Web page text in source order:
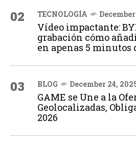
02 TECNOLOGÍA
Vídeo impactante:
grabación cómo
en apenas 5 minutos
03 BLOG December 24,
GAME se Une a la
Geolocalizadas,
2026